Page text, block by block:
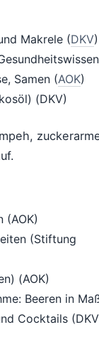
Makrele (DKV)
Samen (AOK)
(DKV)
(AOK)
(Stiftung
(AOK)
Beeren in
Cocktails